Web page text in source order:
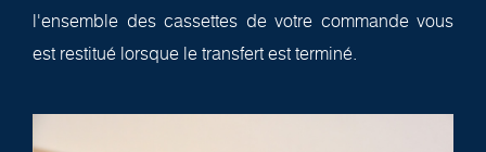
l'ensemble des cassettes de votre commande vous
est restitué lorsque le transfert est terminé.